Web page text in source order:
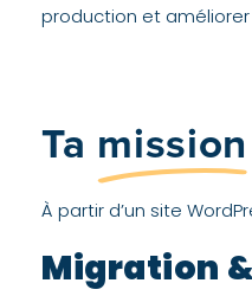
production et améliorer
Ta mission
À partir d’un site
Migration